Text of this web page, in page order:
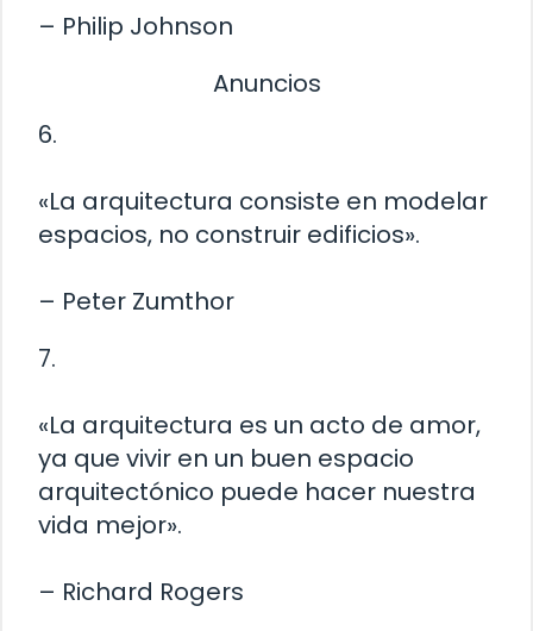
– Philip Johnson
Anuncios
6.
«La arquitectura consiste en modelar
espacios, no construir edificios».
– Peter Zumthor
7.
«La arquitectura es un acto de amor,
ya que vivir en un buen espacio
arquitectónico puede hacer nuestra
vida mejor».
– Richard Rogers